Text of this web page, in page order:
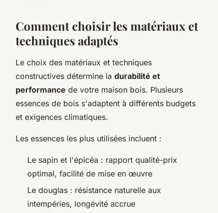
Comment choisir les matériaux et
techniques adaptés
Le choix des matériaux et techniques
constructives détermine la durabilité et
performance de votre maison bois. Plusieurs
essences de bois s'adaptent à différents budgets
et exigences climatiques.
Les essences les plus utilisées incluent :
Le sapin et l'épicéa : rapport qualité-prix
optimal, facilité de mise en œuvre
Le douglas : résistance naturelle aux
intempéries, longévité accrue